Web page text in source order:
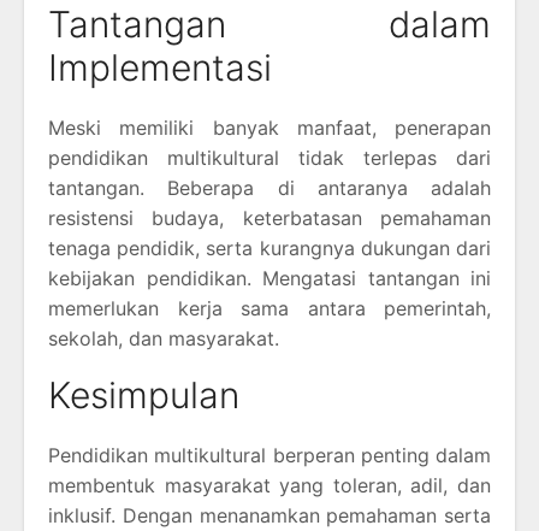
Tantangan dalam
Implementasi
Meski memiliki banyak manfaat, penerapan
pendidikan multikultural tidak terlepas dari
tantangan. Beberapa di antaranya adalah
resistensi budaya, keterbatasan pemahaman
tenaga pendidik, serta kurangnya dukungan dari
kebijakan pendidikan. Mengatasi tantangan ini
memerlukan kerja sama antara pemerintah,
sekolah, dan masyarakat.
Kesimpulan
Pendidikan multikultural berperan penting dalam
membentuk masyarakat yang toleran, adil, dan
inklusif. Dengan menanamkan pemahaman serta